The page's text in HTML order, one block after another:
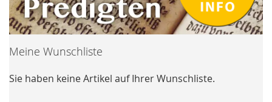
Meine Wunschliste
Sie haben keine Artikel auf Ihrer Wunschliste.